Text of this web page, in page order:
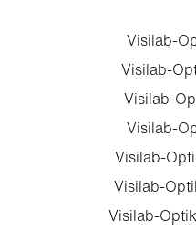
Visilab-
Visilab-
Visilab-
Visilab-
Visilab-
Visilab-
Visilab-